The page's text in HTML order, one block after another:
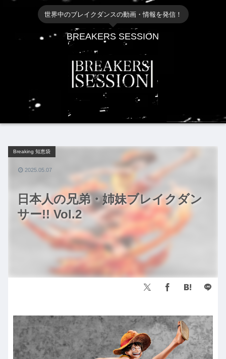
世界中のブレイクダンスの動画・情報を発信！
BREAKERS SESSION
日本人の兄弟・姉妹ブレイクダン
サー!! Vol.2
Breaking 知恵袋
2025.05.07